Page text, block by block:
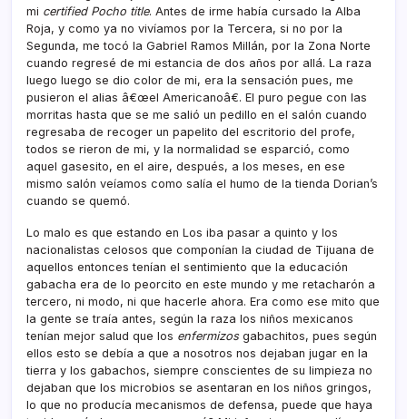
mi certified Pocho title. Antes de irme habí­a cursado la Alba
Roja, y como ya no viví­amos por la Tercera, si no por la
Segunda, me tocó la Gabriel Ramos Millán, por la Zona Norte
cuando regresé de mi estancia de dos años por allá. La raza
luego luego se dio color de mi, era la sensación pues, me
pusieron el alias â€œel Americanoâ€. El puro pegue con las
morritas hasta que se me salió un pedillo en el salón cuando
regresaba de recoger un papelito del escritorio del profe,
todos se rieron de mi, y la normalidad se esparció, como
aquel gasesito, en el aire, después, a los meses, en ese
mismo salón veí­amos como salí­a el humo de la tienda Dorian’s
cuando se quemó.
Lo malo es que estando en Los iba pasar a quinto y los
nacionalistas celosos que componí­an la ciudad de Tijuana de
aquellos entonces tení­an el sentimiento que la educación
gabacha era de lo peorcito en este mundo y me retacharón a
tercero, ni modo, ni que hacerle ahora. Era como ese mito que
la gente se traí­a antes, según la raza los niños mexicanos
tení­an mejor salud que los enfermizosgabachitos, pues según
ellos esto se debí­a a que a nosotros nos dejaban jugar en la
tierra y los gabachos, siempre conscientes de su limpieza no
dejaban que los microbios se asentaran en los niños gringos,
lo que no producí­a mecanismos de defensa, puede que haya